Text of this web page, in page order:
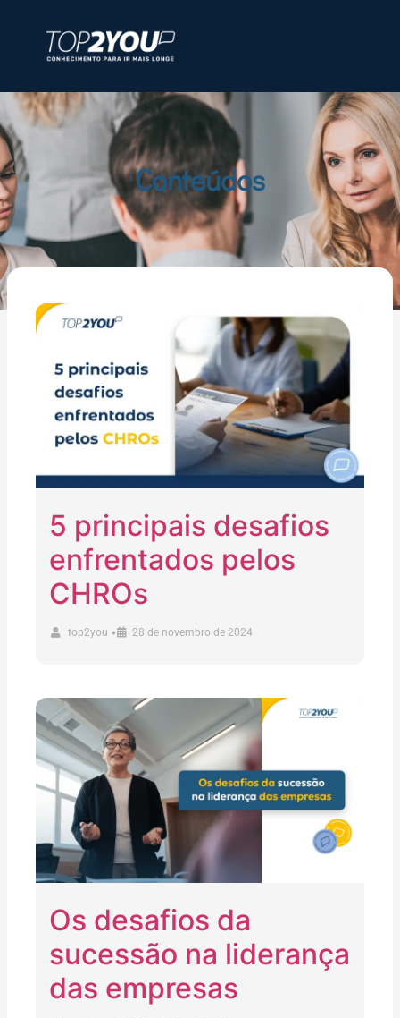
Conteúdos
5 principais desafios
enfrentados pelos
CHROs
top2you • 28 de novembro de 2024
Os desafios da
sucessão na liderança
das empresas